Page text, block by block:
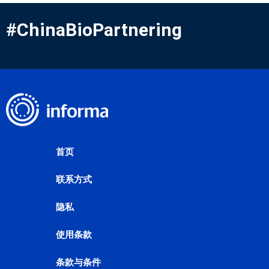
#ChinaBioPartnering
首页
联系方式
隐私
使用条款
条款与条件